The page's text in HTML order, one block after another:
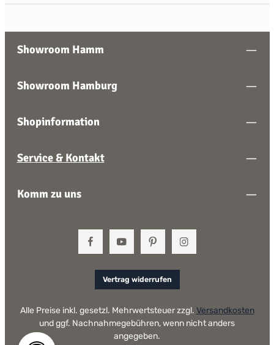
Showroom Hamm
Showroom Hamburg
Shopinformation
Service & Kontakt
Komm zu uns
Vertrag widerrufen
Alle Preise inkl. gesetzl. Mehrwertsteuer zzgl. Versandkosten
und ggf. Nachnahmegebühren, wenn nicht anders
angegeben.